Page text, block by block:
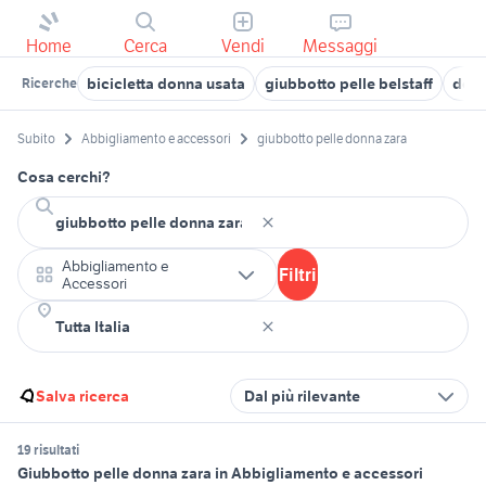
Home Cerca Vendi Messaggi
Ricerche bicicletta donna usata giubbotto pelle belstaff
Subito Abbigliamento e accessori giubbotto pelle donna zara
Cosa cerchi?
Abbigliamento e
Accessori
Filtri
Salva ricerca Dal più rilevante
19 risultati
Giubbotto pelle donna zara in Abbigliamento e accessori